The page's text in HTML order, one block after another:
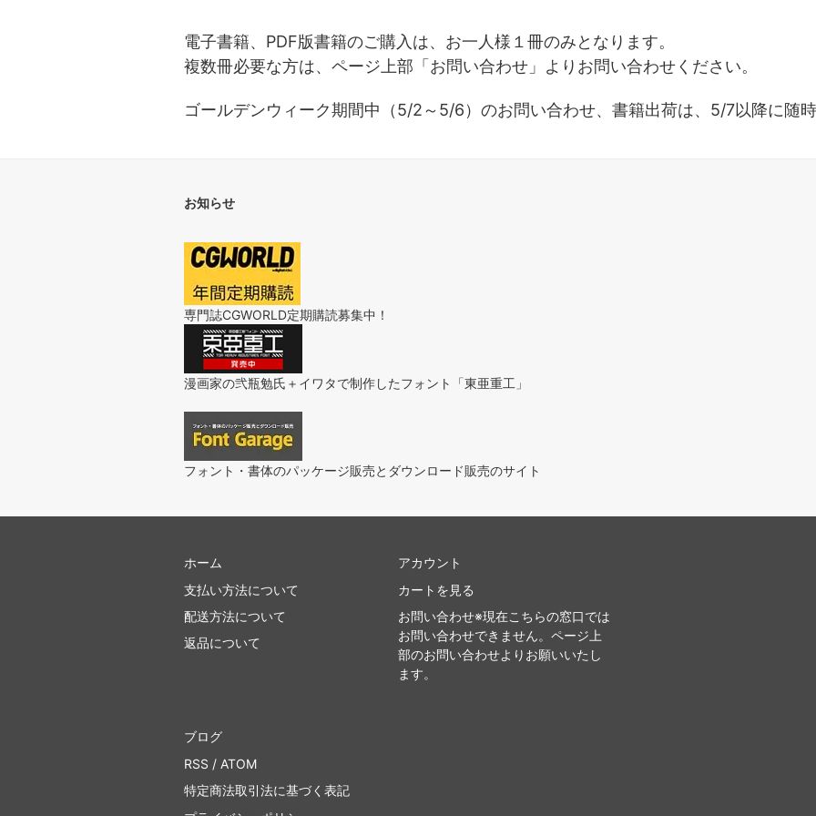
電子書籍、PDF版書籍のご購入は、お一人様１冊のみとなります。
複数冊必要な方は、ページ上部「お問い合わせ」よりお問い合わせください。
ゴールデンウィーク期間中（5/2～5/6）のお問い合わせ、書籍出荷は、5/7以降に随時
お知らせ
専門誌CGWORLD定期購読募集中！
漫画家の弐瓶勉氏＋イワタで制作したフォント「東亜重工」
フォント・書体のパッケージ販売とダウンロード販売のサイト
ホーム
支払い方法について
配送方法について
返品について
アカウント
カートを見る
お問い合わせ※現在こちらの窓口では
お問い合わせできません。ページ上
部のお問い合わせよりお願いいたし
ます。
ブログ
RSS / ATOM
特定商法取引法に基づく表記